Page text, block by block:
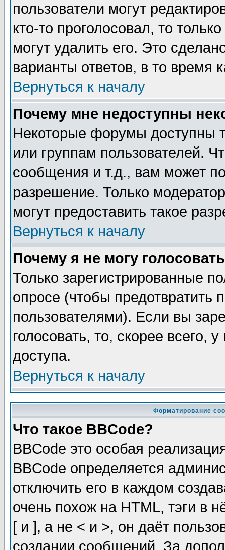
пользователи могут
кто-то проголосовал, то
могут удалить его. Это
варианты ответов, в то время
Вернуться к началу
Почему мне недоступны
Некоторые форумы доступны
или группам пользователей.
сообщения и т.д., вам может
разрешение. Только
могут предоставить такое
Вернуться к началу
Почему я не могу
Только зарегистрированные
опросе (чтобы предотвратить
пользователями). Если вы
голосовать, то, скорее всего,
доступа.
Вернуться к началу
Форматирование
Что такое BBCode?
BBCode это особая
BBCode определяется
отключить его в каждом
очень похож на HTML, тэги в
[ и ], а не < и >, он даёт
создании сообщений. За